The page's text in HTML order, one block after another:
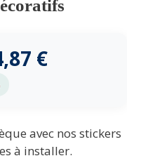
€
avec nos stickers
à installer.